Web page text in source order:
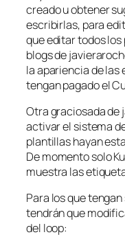
creado u obtener
escribirlas, para
que editar todos los
blogs de
la apariencia de las
tengan pagado el
Otra graciosada de
activar el sistema
plantillas hayan
De momento solo
muestra las
Para los que
tendrán que
del loop: